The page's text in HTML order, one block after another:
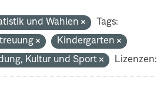
und Wahlen
Tags:
Kindergarten
Kultur und Sport Lizenzen: